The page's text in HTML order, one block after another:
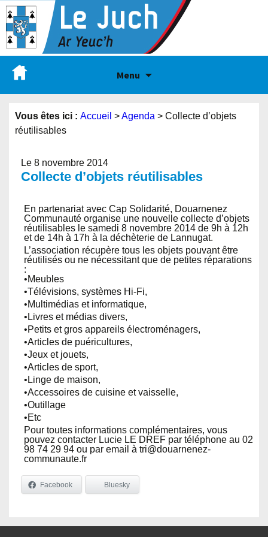
Menu
Vous êtes ici : Accueil >Agenda > Collecte d’objets
réutilisables
Le 8 novembre 2014
Collecte d’objets réutilisables
En partenariat avec Cap Solidarité, Douarnenez
Communauté organise une nouvelle collecte d’objets
réutilisables le samedi 8 novembre 2014 de 9h à 12h
et de 14h à 17h à la déchèterie de Lannugat.
L’association récupère tous les objets pouvant être
réutilisés ou ne nécessitant que de petites réparations
:
•Meubles
•Télévisions, systèmes Hi-Fi,
•Multimédias et informatique,
•Livres et médias divers,
•Petits et gros appareils électroménagers,
•Articles de puéricultures,
•Jeux et jouets,
•Articles de sport,
•Linge de maison,
•Accessoires de cuisine et vaisselle,
•Outillage
•Etc
Pour toutes informations complémentaires, vous
pouvez contacter Lucie LE DREF par téléphone au 02
98 74 29 94 ou par email à tri@douarnenez-
communaute.fr
Facebook Bluesky